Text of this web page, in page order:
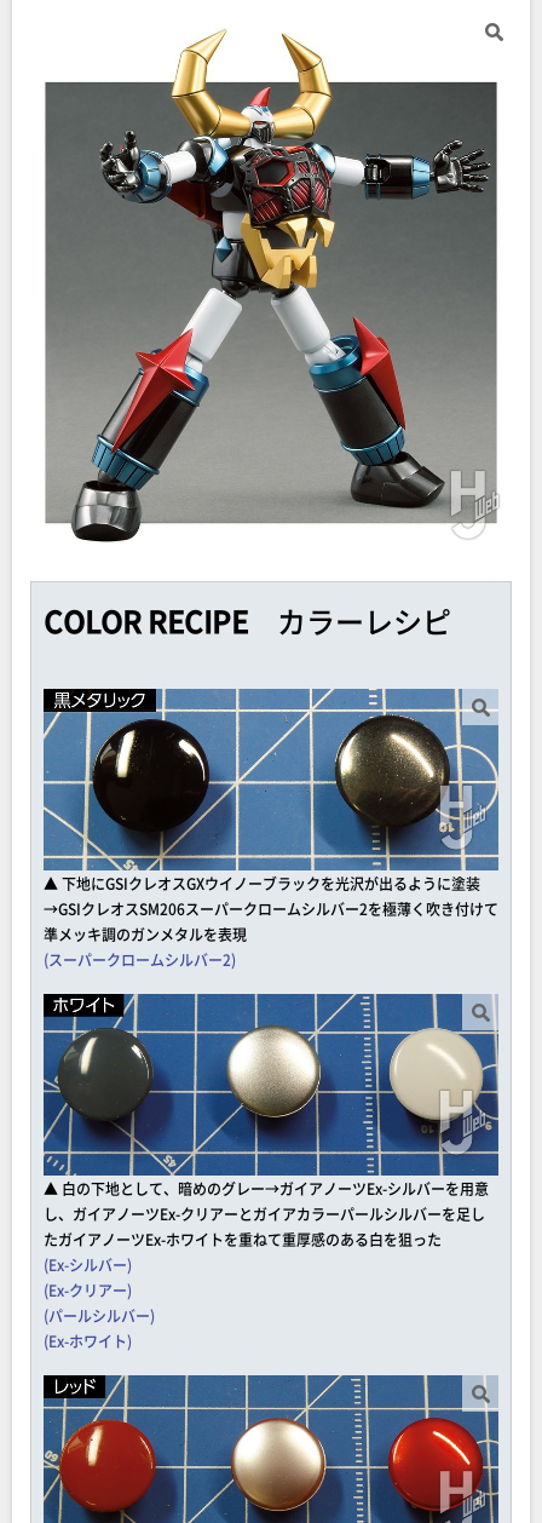
COLOR RECIPE カラーレシピ
▲ 下地にGSIクレオスGXウイノーブラックを光沢が出るように塗装
→GSIクレオスSM206スーパークロームシルバー2を極薄く吹き付けて
準メッキ調のガンメタルを表現
(スーパークロームシルバー2)
▲ 白の下地として、暗めのグレー→ガイアノーツEx-シルバーを用意
し、ガイアノーツEx-クリアーとガイアカラーパールシルバーを足し
たガイアノーツEx-ホワイトを重ねて重厚感のある白を狙った
(Ex-シルバー)
(Ex-クリアー)
(パールシルバー)
(Ex-ホワイト)